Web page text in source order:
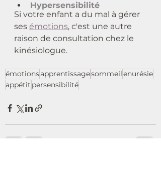
Hypersensibilité
Si votre enfant a du mal à gérer
ses émotions, c'est une autre
raison de consultation chez le
kinésiologue.
émotionsapprentissagesommeilenurésie
appétit persensibilité